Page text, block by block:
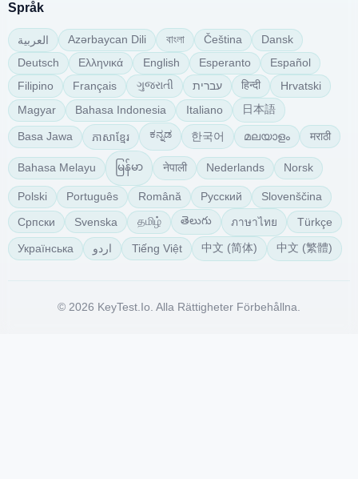
Språk
العربية Azərbaycan Dili বাংলা Čeština
Dansk
Deutsch
Ελληνικά English Esperanto
Español
Filipino
Français ગુજરાતી עברית हिन्दी Hrvatski
Magyar Bahasa Indonesia Italiano 日本語
Basa Jawa ភាសាខ្មែរ ಕನ್ನಡ 한국어 മലയാളം मराठी
Bahasa Melayu မြန်မာ नेपाली Nederlands Norsk
Polski Português Română Русский Slovenščina
Српски Svenska தமிழ் తెలుగు ภาษาไทย Türkçe
Українська اردو Tiếng Việt 中文 (简体) 中文 (繁體)
© 2026 KeyTest.io. Alla Rättigheter Förbehållna.